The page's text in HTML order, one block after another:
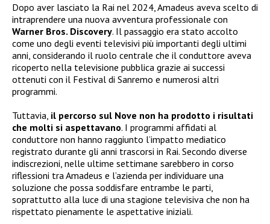
Dopo aver lasciato la Rai nel 2024, Amadeus aveva scelto di
intraprendere una nuova avventura professionale con
Warner Bros. Discovery. Il passaggio era stato accolto
come uno degli eventi televisivi più importanti degli ultimi
anni, considerando il ruolo centrale che il conduttore aveva
ricoperto nella televisione pubblica grazie ai successi
ottenuti con il Festival di Sanremo e numerosi altri
programmi.
Tuttavia, il percorso sul Nove non ha prodotto i risultati
che molti si aspettavano. I programmi affidati al
conduttore non hanno raggiunto l’impatto mediatico
registrato durante gli anni trascorsi in Rai. Secondo diverse
indiscrezioni, nelle ultime settimane sarebbero in corso
riflessioni tra Amadeus e l’azienda per individuare una
soluzione che possa soddisfare entrambe le parti,
soprattutto alla luce di una stagione televisiva che non ha
rispettato pienamente le aspettative iniziali.